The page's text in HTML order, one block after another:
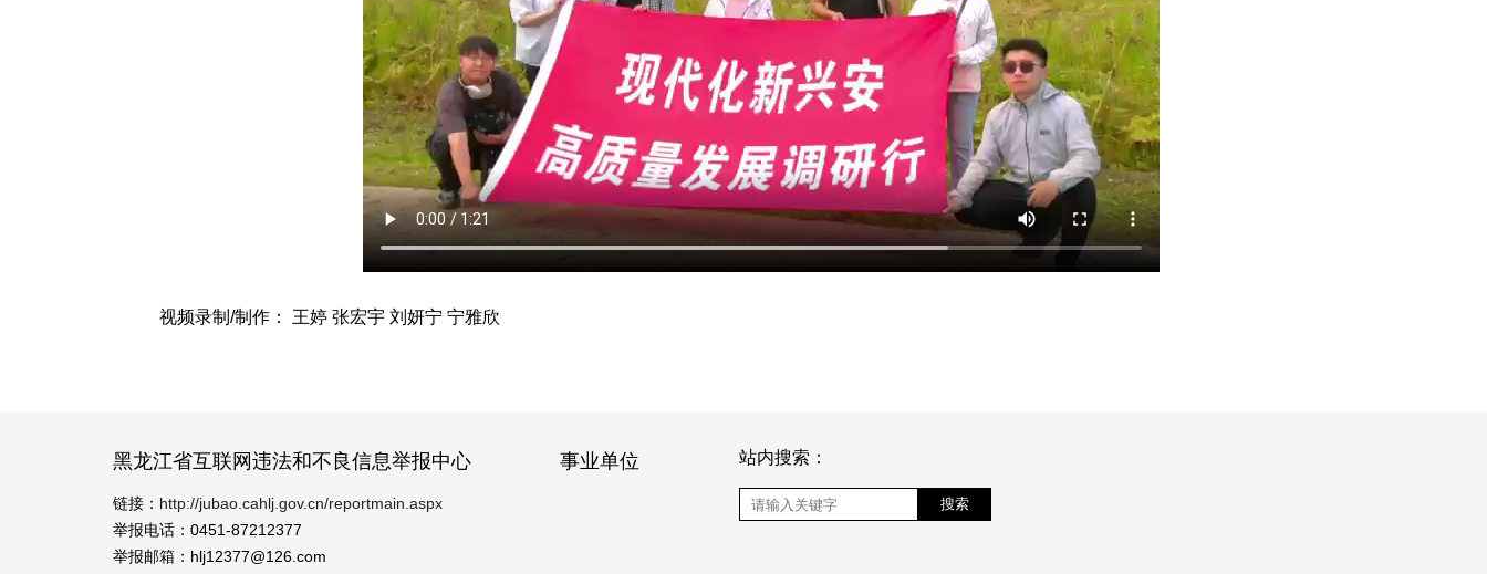
视频录制/制作： 王婷 张宏宇 刘妍宁 宁雅欣
黑龙江省互联网违法和不良信息举报中心
链接： http://jubao.cahlj.gov.cn/reportmain.aspx
举报电话：0451-87212377
举报邮箱：hlj12377@126.com
事业单位 站内搜索：
搜索